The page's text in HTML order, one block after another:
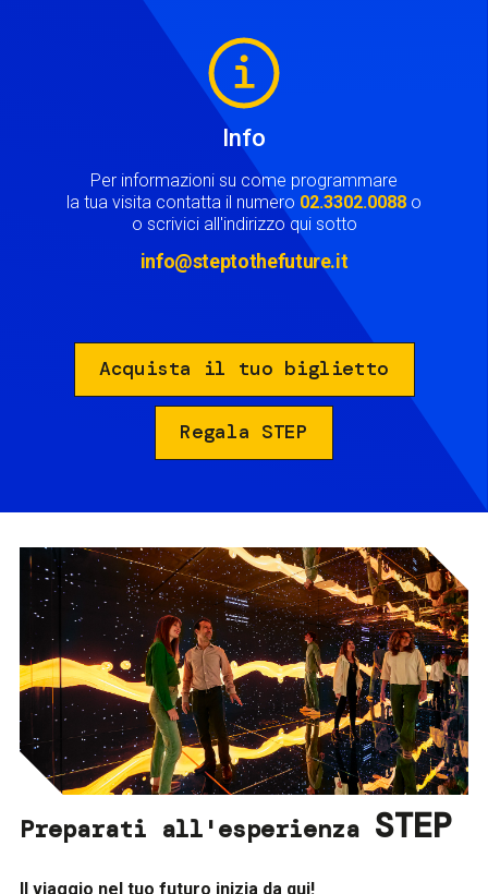
Info
Per informazioni su come programmare
la tua visita contatta il numero 02.3302.0088 o
o scrivici all'indirizzo qui sotto
info@steptothefuture.it
Acquista il tuo biglietto
Regala STEP
Preparati all'esperienza STEP
Il viaggio nel tuo futuro inizia da qui!